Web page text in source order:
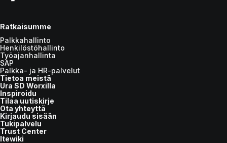
Ratkaisumme
Palkkahallinto
Henkilöstöhallinto
Työajanhallinta
SAP
Palkka- ja HR-palvelut
Tietoa meistä
Ura SD Worxilla
Inspiroidu
Tilaa uutiskirje
Ota yhteyttä
Kirjaudu sisään
Tukipalvelu
Trust Center
Itewiki